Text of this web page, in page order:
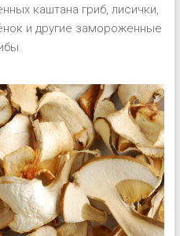
каштана гриб, лисички,
и другие замороженные